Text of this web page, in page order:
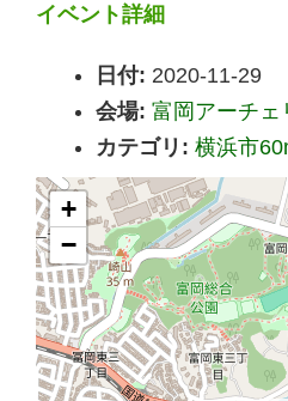
イベント詳細
日付: 2020-11-29
会場: 富岡アーチェ
カテゴリ: 横浜市
+
−